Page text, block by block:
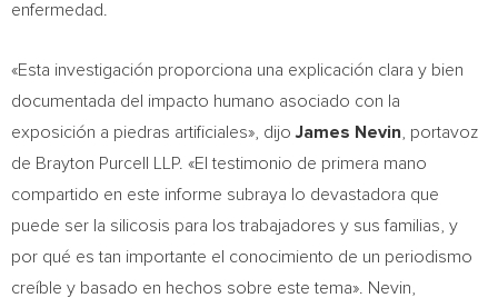
enfermedad.
«Esta investigación proporciona una explicación clara y bien
documentada del impacto humano asociado con la
exposición a piedras artificiales», dijoJames Nevin , portavoz
de Brayton Purcell LLP. «El testimonio de primera mano
compartido en este informe subraya lo devastadora que
puede ser la silicosis para los trabajadores y sus familias, y
por qué es tan importante el conocimiento de un periodismo
creíble y basado en hechos sobre este tema». Nevin,